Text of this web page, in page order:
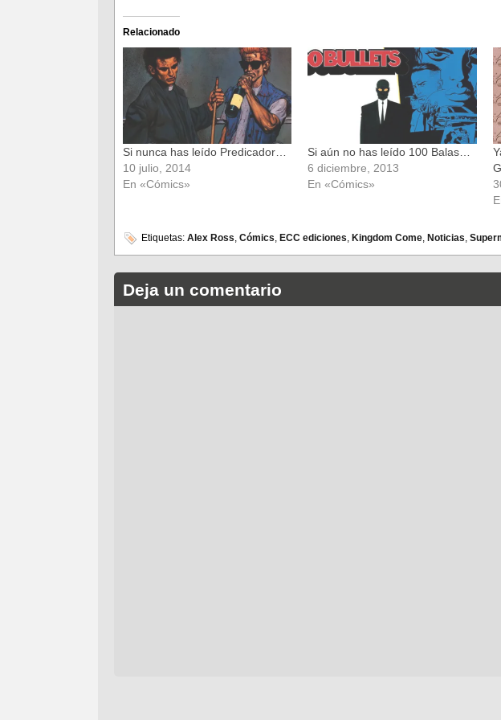
Facebook
(Se
abre
en
una
ventana
nueva)
Twitter
(Se
abre
en
una
ventana
nueva)
Relacionado
Si nunca has leído Predicador…
10 julio, 2014
En «Cómics»
Si aún no has leído 100 Balas…
6 diciembre, 2013
En «Cómics»
Etiquetas: Alex Ross, Cómics, ECC ediciones, Kingdom Come, Noticias,
Deja un comentario